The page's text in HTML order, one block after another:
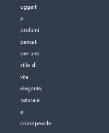
oggetti
e
profumi
pensati
per uno
stile di
vita
elegante,
naturale
e
consapevole.